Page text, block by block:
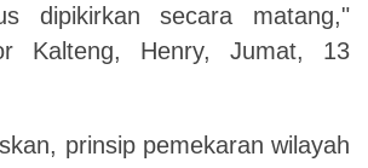
dipikirkan secara matang,"
Kalteng, Henry, Jumat, 13
prinsip pemekaran wilayah